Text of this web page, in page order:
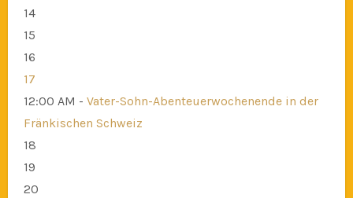
14
15
16
17
12:00 AM - Vater-Sohn-Abenteuerwochenende in der
Fränkischen Schweiz
18
19
20